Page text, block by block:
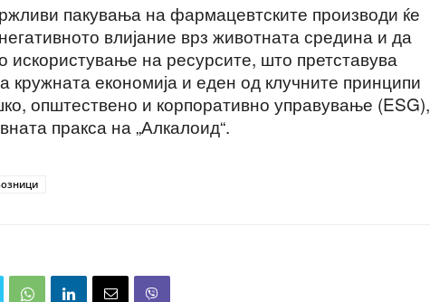
пакувања на фармацевтските производи ќе
влијание врз животната средина и да
на ресурсите, што претставува
кружната економија и еден од клучните принципи
општествено и корпоративно управување (ESG),
пракса на „Алкалоид“.